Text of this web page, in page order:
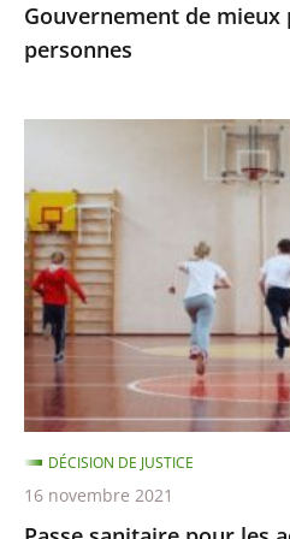
protéger
la
des
Gouvernement de mieux
personnes
pour
les
activités
sportives
et
extra-
scolaires,
apprentissage
à
distance
DÉCISION DE JUSTICE
16 novembre 2021